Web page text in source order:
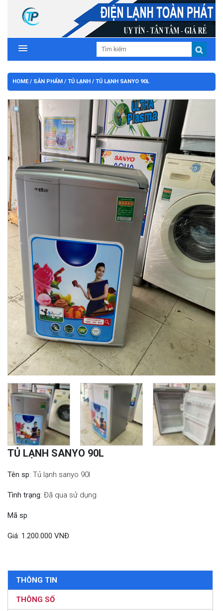
HOME/ SẢN PHẨM / TỦ LẠNH / TỦ LẠNH SANYO 90L
TỦ LẠNH SANYO 90L
Tên sp: Tủ lạnh sanyo 90l
Tình trạng: Đã qua sử dụng
Mã sp:
Giá: 1.200.000 VNĐ
THÔNG TIN
THÔNG SỐ